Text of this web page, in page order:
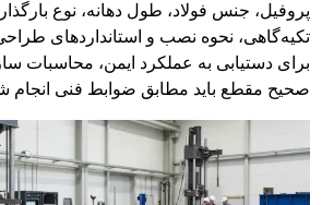
پروفیل، جنس فولاد، طول دهانه، نوع
تکیه‌گاهی، نحوه نصب و استانداردهای
برای دستیابی به عملکرد ایمن، محاسبات
صحیح مقطع باید مطابق ضوابط فنی انجام